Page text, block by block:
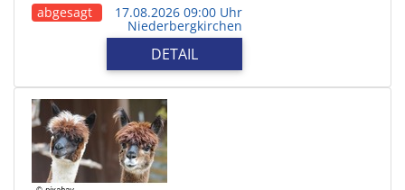
abgesagt 17.08.2026 09:00 Uhr
Niederbergkirchen
DETAIL